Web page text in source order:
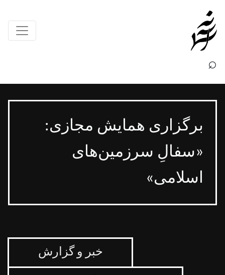
×
⌕
برگزاری همایش مجازی:
«سفالِ سرزمین‌های
اسلامی»
خبر و گزارش